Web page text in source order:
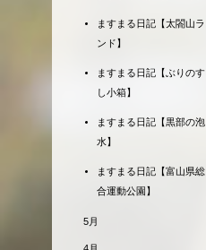
ますまる日記【太閤山ラ
ンド】
ますまる日記【ぶりのす
し小箱】
ますまる日記【黒部の泡
水】
ますまる日記【富山県総
合運動公園】
5月